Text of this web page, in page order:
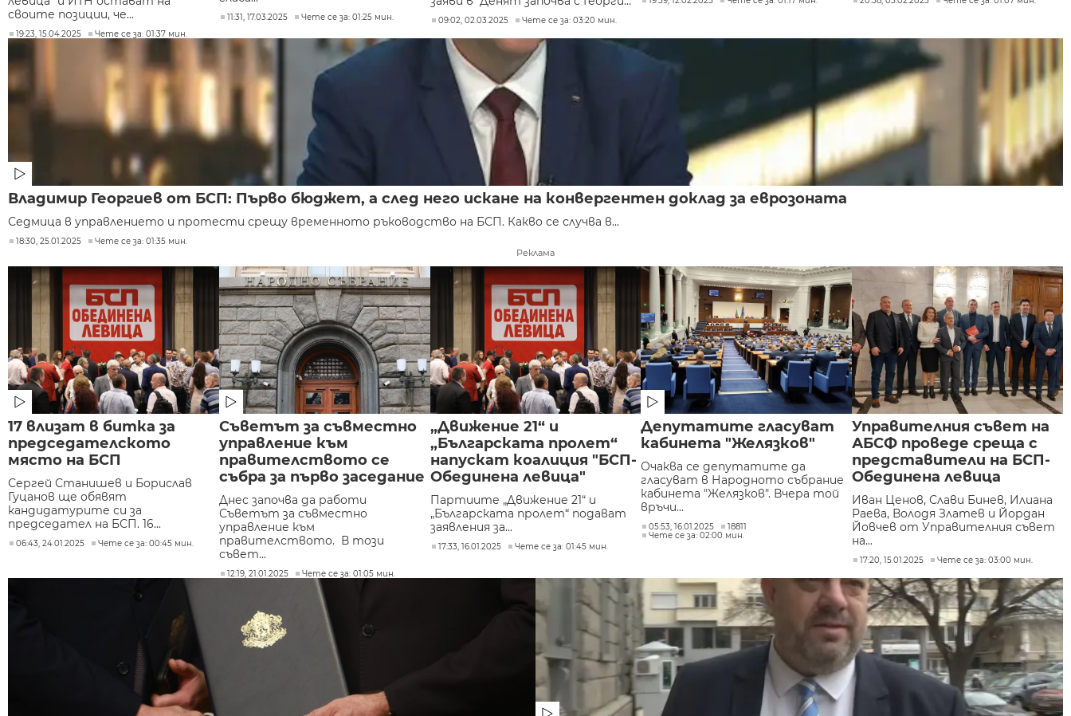
своите позиции, че...
19:23, 15.04.2025 Чете се за: 01:37 мин.
11:31, 17.03.2025 Чете се за: 01:25 мин. 09:02, 02.03.2025 Чете се за: 03:20 мин.
Владимир Георгиев от БСП: Първо бюджет, а след него искане на конвергентен доклад за еврозоната
Седмица в управлението и протести срещу временното ръководство на БСП. Какво се случва в...
18:30, 25.01.2025 Чете се за: 01:35 мин.
Реклама
17 влизат в битка за
председателското
място на БСП
Сергей Станишев и Борислав
Гуцанов ще обявят
кандидатурите си за
председател на БСП. 16...
06:43, 24.01.2025 Чете се за: 00:45 мин.
Съветът за съвместно
управление към
правителството се
събра за първо заседание
Днес започва да работи
Съветът за съвместно
управление към
правителството. В този
съвет...
12:19, 21.01.2025 Чете се за: 01:05 мин.
„Движение 21“ и
„Българската пролет“
напускат коалиция "БСП-
Обединена левица"
Партиите „Движение 21“ и
„Българската пролет“ подават
заявления за...
17:33, 16.01.2025 Чете се за: 01:45 мин.
Депутатите гласуват
кабинета "Желязков"
Очаква се депутатите да
гласуват в Народното събрание
кабинета "Желязков". Вчера той
връчи...
05:53, 16.01.2025
18811
Чете се за: 02:00 мин.
Управителния съвет на
АБСФ проведе среща с
представители на БСП-
Обединена левица
Иван Ценов, Слави Бинев, Илиана
Раева, Володя Златев и Йордан
Йовчев от Управителния съвет
на...
17:20, 15.01.2025 Чете се за: 03:00 мин.